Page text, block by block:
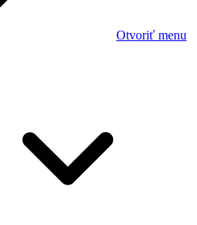
Otvoriť menu